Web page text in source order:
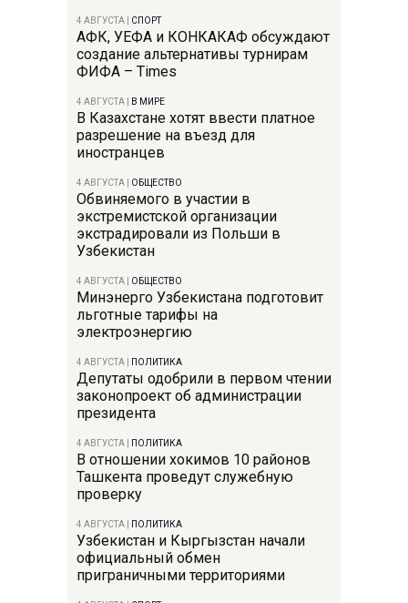
4 АВГУСТА СПОРТ
АФК, УЕФА и КОНКАКАФ обсуждают
создание альтернативы турнирам
ФИФА – Times
4 АВГУСТА В МИРЕ
В Казахстане хотят ввести платное
разрешение на въезд для
иностранцев
4 АВГУСТА ОБЩЕСТВО
Обвиняемого в участии в
экстремистской организации
экстрадировали из Польши в
Узбекистан
4 АВГУСТА ОБЩЕСТВО
Минэнерго Узбекистана подготовит
льготные тарифы на
электроэнергию
4 АВГУСТА ПОЛИТИКА
Депутаты одобрили в первом чтении
законопроект об администрации
президента
4 АВГУСТА ПОЛИТИКА
В отношении хокимов 10 районов
Ташкента проведут служебную
проверку
4 АВГУСТА ПОЛИТИКА
Узбекистан и Кыргызстан начали
официальный обмен
приграничными территориями